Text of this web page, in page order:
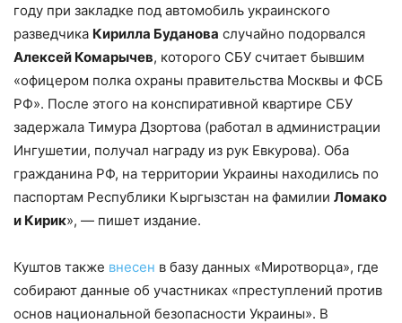
году при закладке под автомобиль украинского
разведчика Кирилла Буданова случайно подорвался
Алексей Комарычев, которого СБУ считает бывшим
«офицером полка охраны правительства Москвы и ФСБ
РФ». После этого на конспиративной квартире СБУ
задержала Тимура Дзортова (работал в администрации
Ингушетии, получал награду из рук Евкурова). Оба
гражданина РФ, на территории Украины находились по
паспортам Республики Кыргызстан на фамилии Ломако
и Кирик», — пишет издание.
Куштов также внесен в базу данных «Миротворца», где
собирают данные об участниках «преступлений против
основ национальной безопасности Украины». В